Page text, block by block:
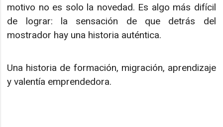
motivo no es solo la novedad. Es algo más difícil
de lograr: la sensación de que detrás del
mostrador hay una historia auténtica.
Una historia de formación, migración, aprendizaje
y valentía emprendedora.